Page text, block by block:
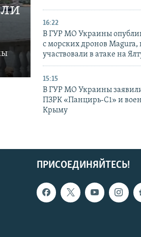
16:22
В ГУР МО Украины
с морских дронов Magura,
участвовали в атаке на
15:15
В ГУР МО Украины
ПЗРК «Панцирь-С1» и
Крыму
ПРИСОЕДИНЯЙТЕСЬ!